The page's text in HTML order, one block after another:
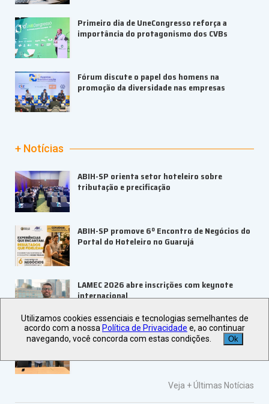
Primeiro dia de UneCongresso reforça a
importância do protagonismo dos CVBs
Fórum discute o papel dos homens na
promoção da diversidade nas empresas
+ Notícias
ABIH-SP orienta setor hoteleiro sobre
tributação e precificação
ABIH-SP promove 6º Encontro de Negócios do
Portal do Hoteleiro no Guarujá
LAMEC 2026 abre inscrições com keynote
internacional
UBRAFE e ABRACE firmam parceria para
Veja +Últimas Notícias
Utilizamos cookies essenciais e tecnologias semelhantes de
acordo com a nossa Política de Privacidade e, ao continuar
navegando, você concorda com estas condições.
Ok